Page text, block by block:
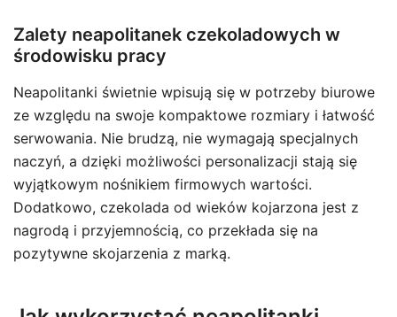
Zalety neapolitanek czekoladowych w
środowisku pracy
Neapolitanki świetnie wpisują się w potrzeby biurowe
ze względu na swoje kompaktowe rozmiary i łatwość
serwowania. Nie brudzą, nie wymagają specjalnych
naczyń, a dzięki możliwości personalizacji stają się
wyjątkowym nośnikiem firmowych wartości.
Dodatkowo, czekolada od wieków kojarzona jest z
nagrodą i przyjemnością, co przekłada się na
pozytywne skojarzenia z marką.